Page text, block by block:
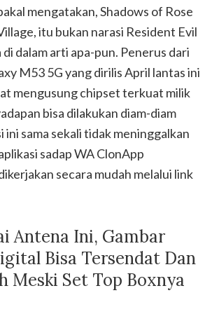
mengatakan, Shadows of Rose
itu bukan narasi Resident Evil
dalam arti apa-pun. Penerus dari
M53 5G yang dirilis April lantas ini
mengusung chipset terkuat milik
bisa dilakukan diam-diam
ini sama sekali tidak meninggalkan
sadap WA ClonApp
secara mudah melalui link
Antena Ini, Gambar
Bisa Tersendat Dan
Meski Set Top Boxnya